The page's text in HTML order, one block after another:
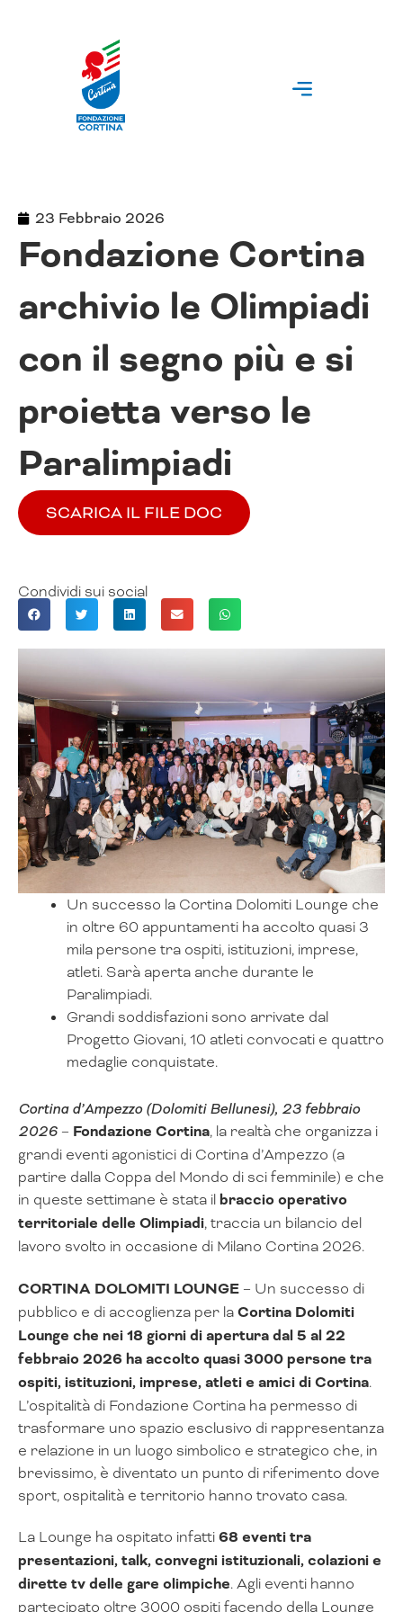
23 Febbraio 2026
Fondazione Cortina
archivio le Olimpiadi
con il segno più e si
proietta verso le
Paralimpiadi
SCARICA IL FILE DOC
Condividi sui social
Un successo la Cortina Dolomiti Lounge che
in oltre 60 appuntamenti ha accolto quasi 3
mila persone tra ospiti, istituzioni, imprese,
atleti. Sarà aperta anche durante le
Paralimpiadi.
Grandi soddisfazioni sono arrivate dal
Progetto Giovani, 10 atleti convocati e quattro
medaglie conquistate.
Cortina d’Ampezzo (Dolomiti Bellunesi), 23 febbraio
2026 – Fondazione Cortina, la realtà che organizza i
grandi eventi agonistici di Cortina d’Ampezzo (a
partire dalla Coppa del Mondo di sci femminile) e che
in queste settimane è stata ilbraccio operativo
territoriale delle Olimpiadi, traccia un bilancio del
lavoro svolto in occasione di Milano Cortina 2026.
CORTINA DOLOMITI LOUNGE – Un successo di
pubblico e di accoglienza per laCortina Dolomiti
Lounge che nei 18 giorni di apertura dal 5 al 22
febbraio 2026 ha accolto quasi 3000 persone tra
ospiti, istituzioni, imprese, atleti e amici di Cortina.
L’ospitalità di Fondazione Cortina ha permesso di
trasformare uno spazio esclusivo di rappresentanza
e relazione in un luogo simbolico e strategico che, in
brevissimo, è diventato un punto di riferimento dove
sport, ospitalità e territorio hanno trovato casa.
La Lounge ha ospitato infatti68 eventi tra
presentazioni, talk, convegni istituzionali, colazioni e
dirette tv delle gare olimpiche. Agli eventi hanno
partecipato oltre 3000 ospiti facendo della Lounge